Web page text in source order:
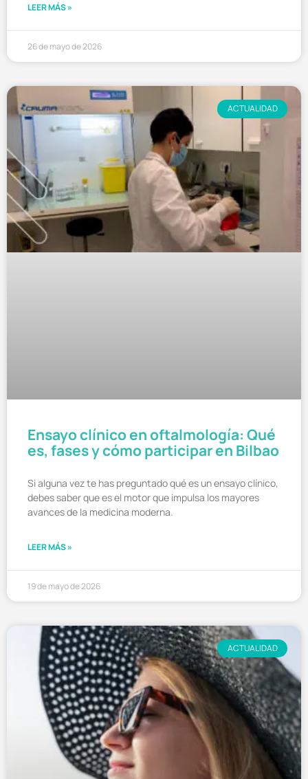
LEER MÁS »
26 de mayo de 2026
ACTUALIDAD
Ensayo clínico en oftalmología: Qué
es, fases y cómo participar en Bilbao
Si alguna vez te has preguntado qué es un ensayo clínico,
debes saber que es el motor que impulsa los mayores
avances de la medicina moderna.
LEER MÁS »
19 de mayo de 2026
ACTUALIDAD